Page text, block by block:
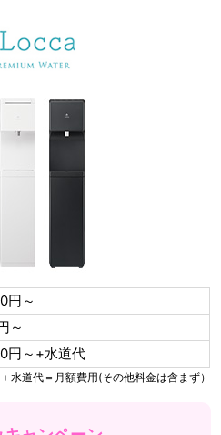
円～
～
円～+水道代
水道代＝月額費用(その他料金は含まず）